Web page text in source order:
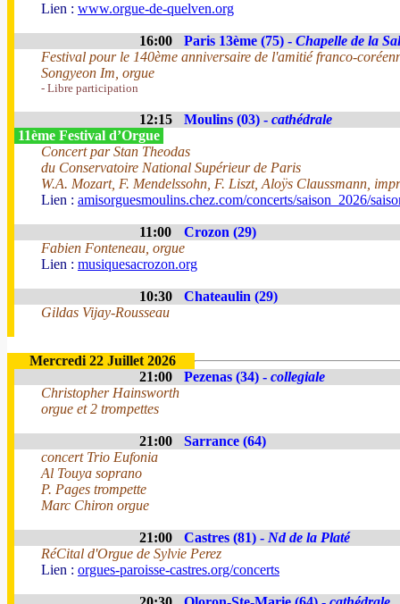
Lien : www.orgue-de-quelven.org
16:00 Paris 13ème (75) - Chapelle de la
Festival pour le 140ème anniversaire de l'amitié franco-
Songyeon Im, orgue
- Libre participation
12:15 Moulins (03) - cathédrale
11ème Festival d’Orgue
Concert par Stan Theodas
du Conservatoire National Supérieur de Paris
W.A. Mozart, F. Mendelssohn, F. Liszt, Aloÿs Claussmann,
Lien : amisorguesmoulins.chez.com/concerts/saison_2026/
11:00
Crozon (29)
Fabien Fonteneau, orgue
Lien : musiquesacrozon.org
10:30
Chateaulin (29)
Gildas Vijay-Rousseau
Mercredi 22 Juillet 2026
21:00
Pezenas (34) - collegiale
Christopher Hainsworth
orgue et 2 trompettes
21:00
Sarrance (64)
concert Trio Eufonia
Al Touya soprano
P. Pages trompette
Marc Chiron orgue
21:00 Castres (81) - Nd de la Platé
RéCital d'Orgue de Sylvie Perez
Lien : orgues-paroisse-castres.org/concerts